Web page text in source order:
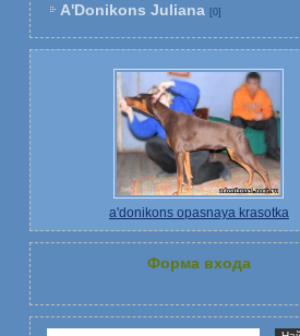
A'Donikons Juliana [0]
a'donikons opasnaya krasotka
Форма входа